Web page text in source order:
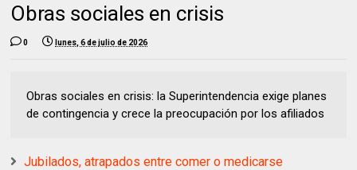
Obras sociales en crisis
0 lunes, 6 de julio de 2026
Obras sociales en crisis: la Superintendencia exige planes
de contingencia y crece la preocupación por los afiliados
Jubilados, atrapados entre comer o medicarse